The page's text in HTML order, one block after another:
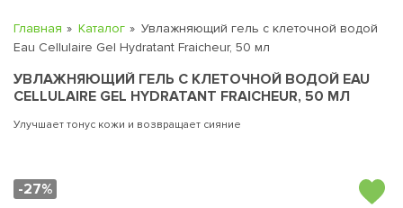
Главная Каталог
Увлажняющий гель с клеточной водой
Eau Cellulaire Gel Hydratant Fraicheur, 50 мл
УВЛАЖНЯЮЩИЙ ГЕЛЬ С КЛЕТОЧНОЙ ВОДОЙ EAU
CELLULAIRE GEL HYDRATANT FRAICHEUR, 50 МЛ
Улучшает тонус кожи и возвращает сияние
-27%